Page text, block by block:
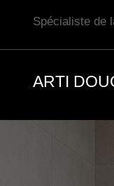
Spécialiste de
ARTI